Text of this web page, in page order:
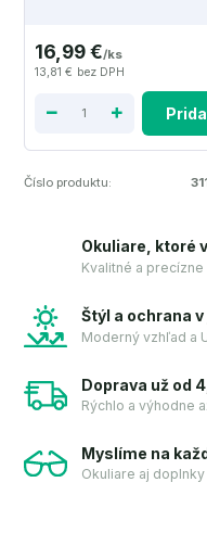
16,99 €/ks
13,81 € bez DPH
Číslo produktu:
Okuliare, ktoré
Kvalitné a
Štýl a ochrana
Moderný vzhľad a
Doprava už od
Rýchlo a výhodne
Myslíme na
Okuliare aj